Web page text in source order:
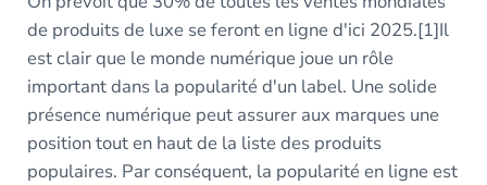
de produits de luxe se feront en ligne d'ici 2025.[1]Il
est clair que le monde numérique joue un rôle
important dans la popularité d'un label. Une solide
présence numérique peut assurer aux marques une
position tout en haut de la liste des produits
populaires. Par conséquent, la popularité en ligne est